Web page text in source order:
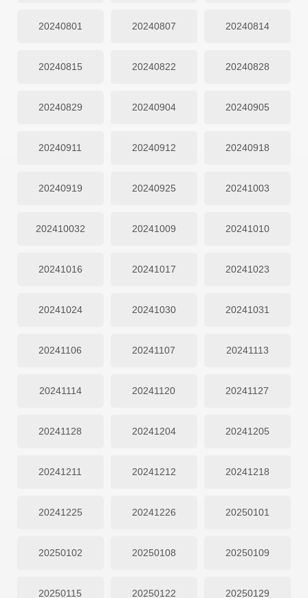
20240801 20240807 20240814
20240815 20240822 20240828
20240829 20240904 20240905
20240911 20240912 20240918
20240919 20240925 20241003
202410032 20241009 20241010
20241016 20241017 20241023
20241024 20241030 20241031
20241106 20241107 20241113
20241114 20241120 20241127
20241128 20241204 20241205
20241211 20241212 20241218
20241225 20241226 20250101
20250102 20250108 20250109
20250115 20250122 20250129